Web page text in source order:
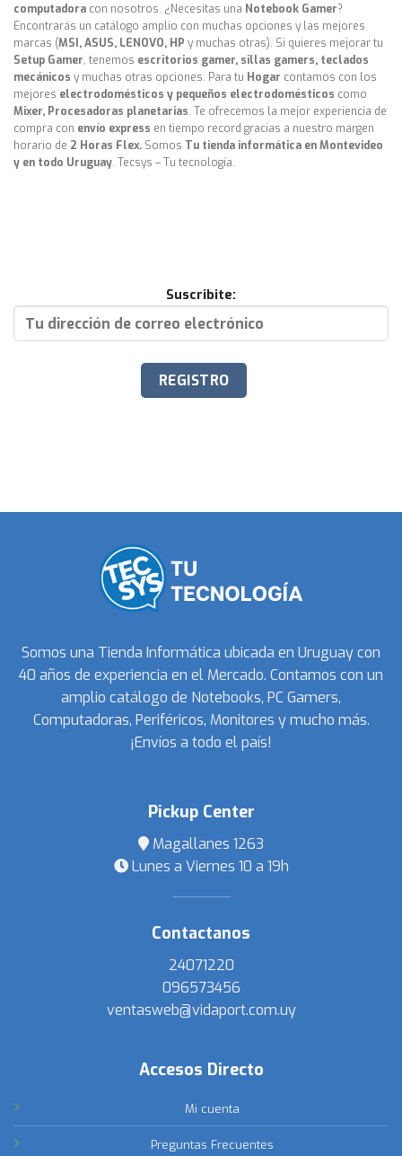
computadora con nosotros. ¿Necesitas una Notebook Gamer?
Encontrarás un catálogo amplio con muchas opciones y las mejores
marcas (MSI, ASUS, LENOVO, HP y muchas otras). Si quieres mejorar tu
Setup Gamer, tenemos escritorios gamer, sillas gamers, teclados
mecánicos y muchas otras opciones. Para tu Hogar contamos con los
mejores electrodomésticos y pequeños electrodomésticos como
Mixer, Procesadoras planetarias. Te ofrecemos la mejor experiencia de
compra con envío express en tiempo record gracias a nuestro margen
horario de 2 Horas Flex. Somos Tu tienda informática en Montevideo
y en todo Uruguay. Tecsys – Tu tecnología.
Suscribite:
Somos una Tienda Informática ubicada en Uruguay con
40 años de experiencia en el Mercado. Contamos con un
amplio catálogo de Notebooks, PC Gamers,
Computadoras, Periféricos, Monitores y mucho más.
¡Envíos a todo el país!
Pickup Center
Magallanes 1263
Lunes a Viernes 10 a 19h
Contactanos
24071220
096573456
ventasweb@vidaport.com.uy
Accesos Directo
Mi cuenta
Preguntas Frecuentes